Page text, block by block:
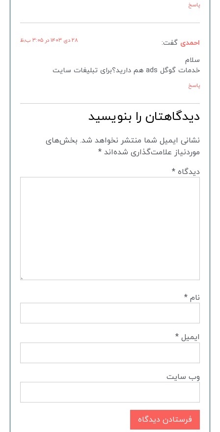
پاسخ
احمدی گفت: ۲۸ دی ۱۴۰۳ در ۳:۰۵ ب٫ظ
سلام
خدمات گوگل ads هم دارید؟برای تبلیغات سایت
پاسخ
دیدگاهتان را بنویسید
نشانی ایمیل شما منتشر نخواهد شد. بخش‌های
موردنیاز علامت‌گذاری شده‌اند *
دیدگاه *
نام *
ایمیل *
وب‌ سایت